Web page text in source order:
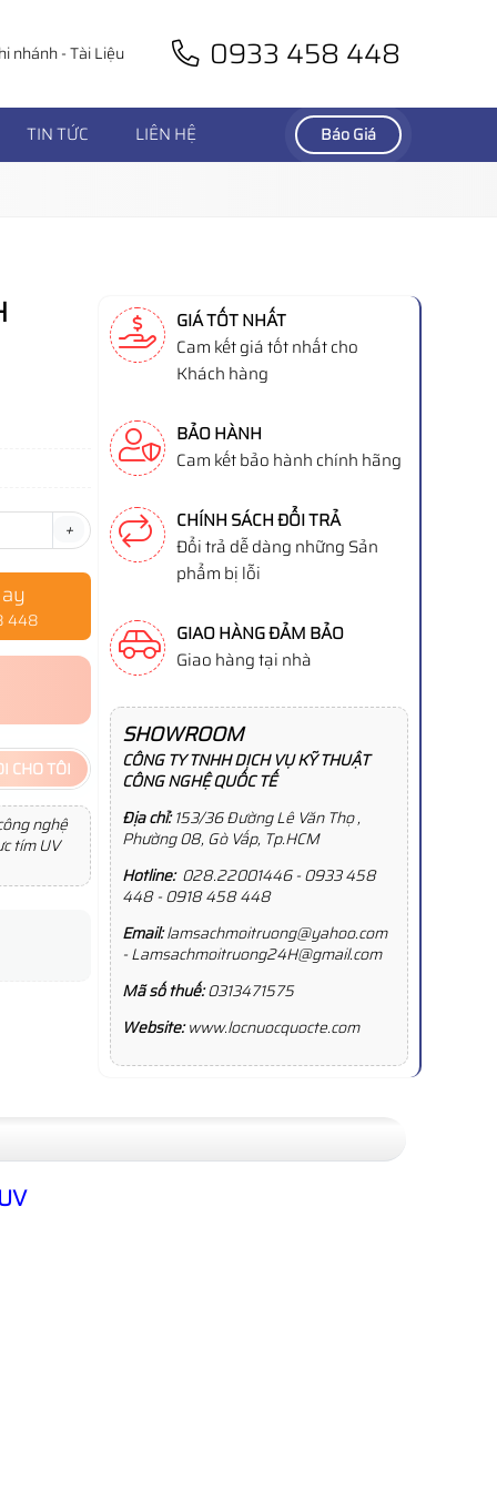
nhánh-Tài Liệu 0933 458 448
TIN TỨC LIÊN HỆ Báo Giá
+
448
CHO TÔI
nghệ
tím UV
GIÁ TỐT NHẤT
Cam kết giá tốt nhất cho
Khách hàng
BẢO HÀNH
Cam kết bảo hành chính hãng
CHÍNH SÁCH ĐỔI TRẢ
Đổi trả dễ dàng những Sản
phẩm bị lỗi
GIAO HÀNG ĐẢM BẢO
Giao hàng tại nhà
SHOWROOM
CÔNG TY TNHH DỊCH VỤ KỸ THUẬT
CÔNG NGHỆ QUỐC TẾ
Địa chỉ: 153/36 Đường Lê Văn Thọ ,
Phường 08, Gò Vấp, Tp.HCM
Hotline: 028.22001446 - 0933 458
448 - 0918 458 448
Email:lamsachmoitruong@yahoo.com
- Lamsachmoitruong24H@gmail.com
Mã số thuế:0313471575
Website: www.locnuocquocte.com